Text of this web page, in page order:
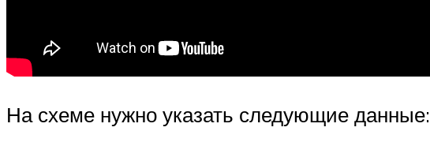
На схеме нужно указать следующие данные: